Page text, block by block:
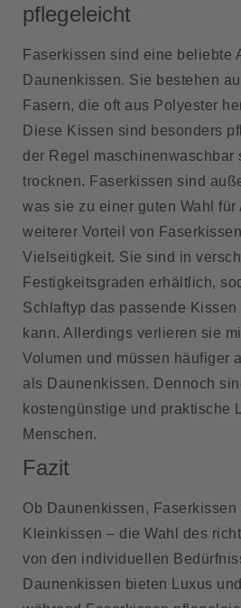
pflegeleicht
Faserkissen sind eine beliebte
Daunenkissen. Sie bestehen
Fasern, die oft aus Polyester
Diese Kissen sind besonders
der Regel maschinenwaschbar
trocknen. Faserkissen sind
was sie zu einer guten Wahl
weiterer Vorteil von
Vielseitigkeit. Sie sind in
Festigkeitsgraden erhältlich,
Schlaftyp das passende
kann. Allerdings verlieren sie
Volumen und müssen häufiger
als Daunenkissen. Dennoch
kostengünstige und praktische
Menschen.
Fazit
Ob Daunenkissen, Faserkissen
Kleinkissen – die Wahl des
von den individuellen
Daunenkissen bieten Luxus